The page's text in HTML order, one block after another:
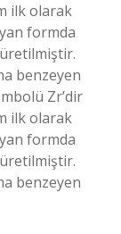
ilk olarak
formda
benzeyen
Zr’dir
ilk olarak
formda
benzeyen